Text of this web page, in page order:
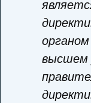
высшем